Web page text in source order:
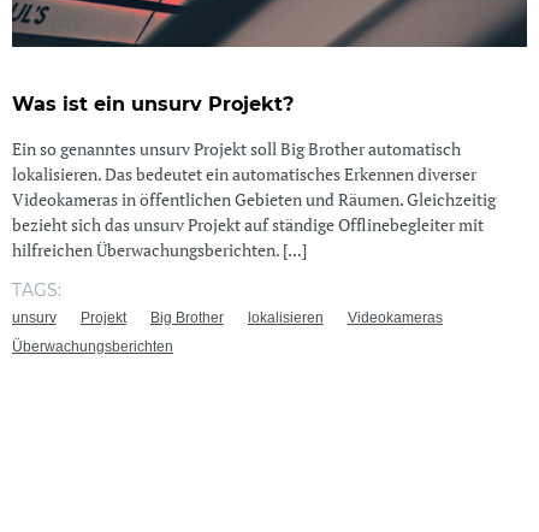
Was ist ein unsurv Projekt?
Ein so genanntes unsurv Projekt soll Big Brother automatisch
lokalisieren. Das bedeutet ein automatisches Erkennen diverser
Videokameras in öffentlichen Gebieten und Räumen. Gleichzeitig
bezieht sich das unsurv Projekt auf ständige Offlinebegleiter mit
hilfreichen Überwachungsberichten. [...]
TAGS:
unsurv Projekt Big Brother lokalisieren
Videokameras
Überwachungsberichten